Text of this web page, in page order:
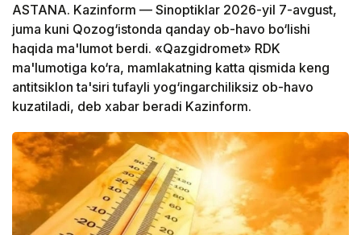
ASTANA. Kazinform — Sinoptiklar 2026-yil 7-avgust,
juma kuni Qozog‘istonda qanday ob-havo bo‘lishi
haqida ma'lumot berdi. «Qazgidromet» RDK
ma'lumotiga ko‘ra, mamlakatning katta qismida keng
antitsiklon ta'siri tufayli yog‘ingarchiliksiz ob-havo
kuzatiladi, deb xabar beradi Kazinform.